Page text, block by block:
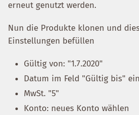
erneut genutzt werden.
Nun die Produkte klonen und
Einstellungen befüllen
Gültig von: "1.7.2020"
Datum im Feld "Gültig bis"
MwSt. "5"
Konto: neues Konto wählen